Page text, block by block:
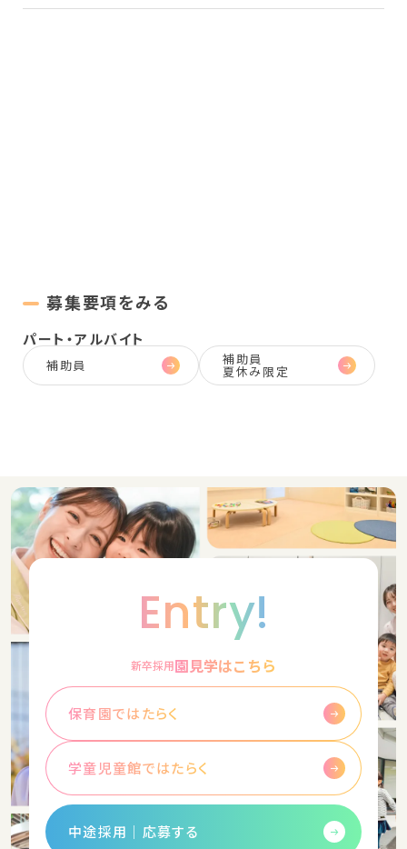
募集要項をみる
パート・アルバイト
補助員 補助員
夏休み限定
Entry!
新卒採用園見学はこちら
保育園ではたらく
学童児童館ではたらく
中途採用│応募する